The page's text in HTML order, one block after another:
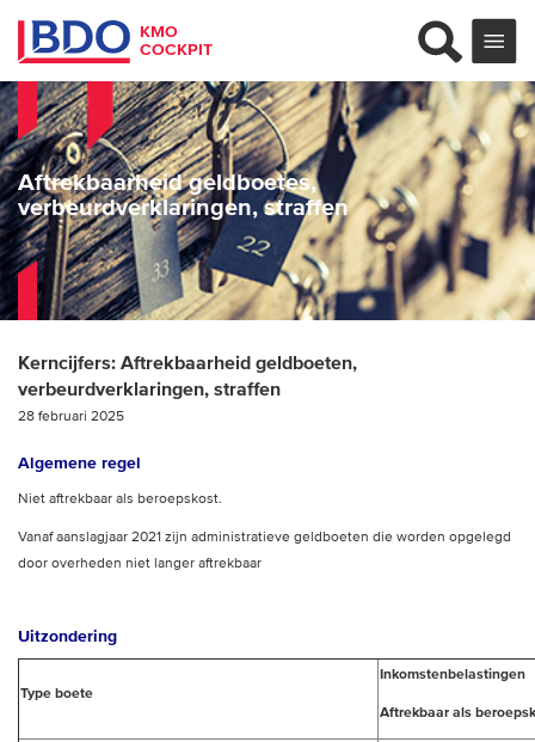
KMO
COCKPIT
Aftrekbaarheid geldboetes,
verbeurdverklaringen, straffen
Kerncijfers:Aftrekbaarheid geldboeten,
verbeurdverklaringen, straffen
28 februari 2025
Algemene regel
Niet aftrekbaar als beroepskost.
Vanaf aanslagjaar 2021 zijn administratieve geldboeten die worden opgelegd
door overheden niet langer aftrekbaar
Uitzondering
Type boete
Inkomstenbelastingen
Aftrekbaar als